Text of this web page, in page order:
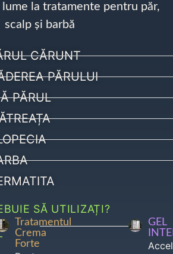
lume la tratamente pentru păr,
scalp și barbă
CĂRUNT
PĂRULUI
PĂRUL
SĂ UTILIZAȚI?
Tratamentul
Crema
Forte
GEL